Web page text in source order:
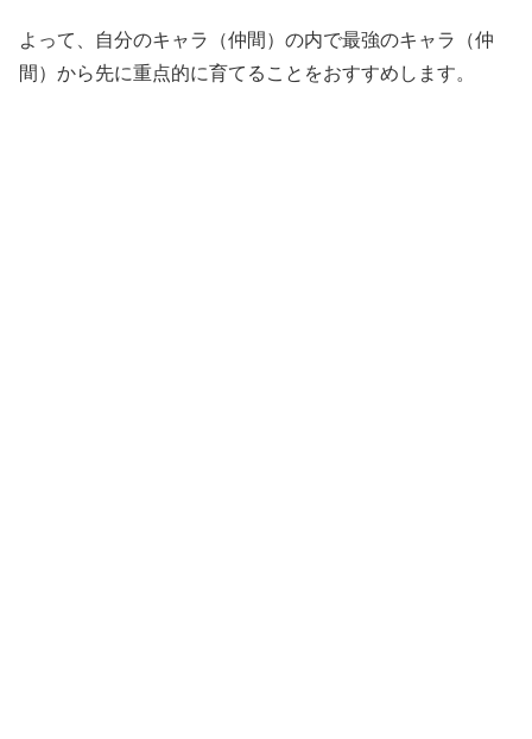
よって、自分のキャラ（仲間）の内で最強のキャラ（仲
間）から先に重点的に育てることをおすすめします。